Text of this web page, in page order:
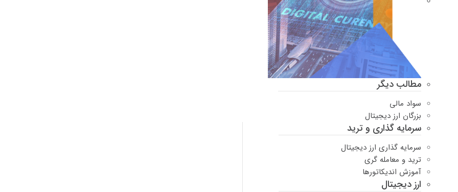
مطالب دیگر
سواد مالی
بزرگان ارز دیجیتال
سرمایه گذاری و ترید
سرمایه گذاری ارز دیجیتال
ترید و معامله گری
آموزش اندیکاتورها
ارز دیجیتال